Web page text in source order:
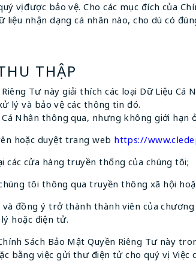
vị được bảo vệ. Cho các mục đích của
liệu nhận dạng cá nhân nào, cho dù có
THẬP
Tư này giải thích các loại Dữ Liệu
lý và bảo vệ các thông tin đó.
Nhân thông qua, nhưng không giới hạn
hoặc duyệt trang web https://
các cửa hàng truyền thống của chúng tôi;
tôi thông qua truyền thông xã hội
và đồng ý trở thành thành viên của
hoặc điện tử.
Sách Bảo Mật Quyền Riêng Tư này
bằng việc gửi thư điện tử cho quý vị.